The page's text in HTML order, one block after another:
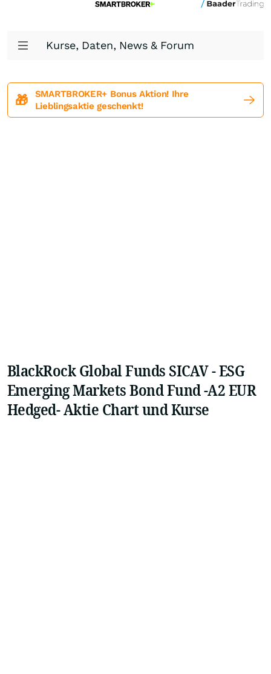
Kurse, Daten, News & Forum
🎁
SMARTBROKER+ Bonus Aktion! Ihre
Lieblingsaktie geschenkt!
BlackRock Global Funds SICAV - ESG
Emerging Markets Bond Fund -A2 EUR
Hedged- Aktie Chart und Kurse